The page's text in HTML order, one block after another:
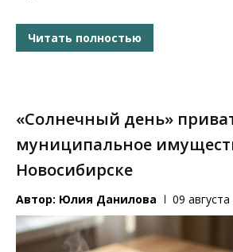
Читать полностью
«Солнечный день»
муниципальное
Новосибирске
Автор: Юлия Данилова 09